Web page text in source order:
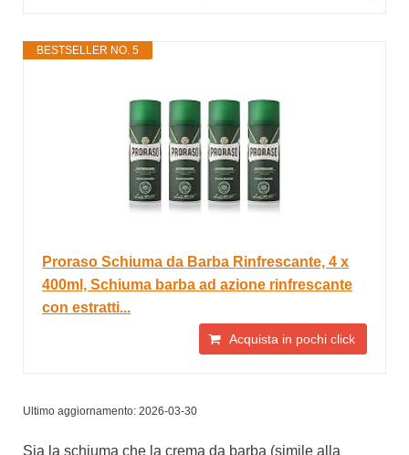
BESTSELLER NO. 5
Proraso Schiuma da Barba Rinfrescante, 4 x
400ml, Schiuma barba ad azione rinfrescante
con estratti...
Acquista in pochi click
Ultimo aggiornamento: 2026-03-30
Sia la schiuma che la crema da barba (simile alla